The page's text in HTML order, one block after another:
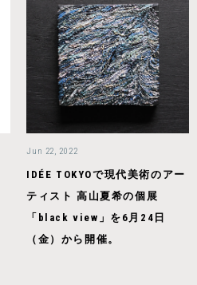
Jun 22, 2022
IDÉE TOKYOで現代美術のアー
ティスト 高山夏希の個展
「black view」を6月24日
（金）から開催。